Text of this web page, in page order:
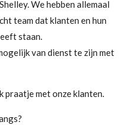
We hebben allemaal
team dat klanten en hun
staan.
van dienst te zijn met
praatje met onze klanten.